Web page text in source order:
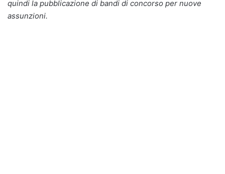
quindi la pubblicazione di bandi di concorso per nuove
assunzioni.